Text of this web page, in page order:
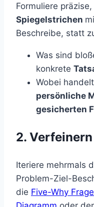
Formuliere
Spiegelstrichen
Beschreibe, statt
Was sind
konkrete
Wobei
persönliche
gesicherten
2. Verfeinern
Iteriere mehrmals
Problem-Ziel-
die Five-Why